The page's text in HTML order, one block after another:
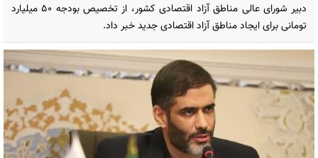
دبیر شورای عالی مناطق آزاد اقتصادی کشور، از تخصیص بودجه ۵۰ میلیارد
تومانی برای ایجاد مناطق آزاد اقتصادی جدید خبر داد.